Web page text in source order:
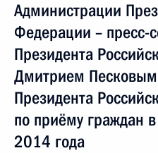
Администрации
Федерации – пресс-
Президента
Дмитрием
Президента
по приёму граждан
2014 года